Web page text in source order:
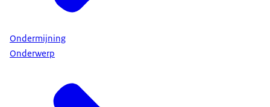
Ondermijning
Onderwerp